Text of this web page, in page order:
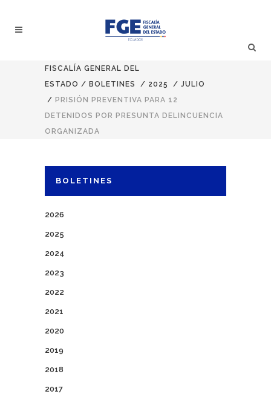
FISCALÍA GENERAL DEL
ESTADO / BOLETINES / 2025 / JULIO
/ PRISIÓN PREVENTIVA PARA 12
DETENIDOS POR PRESUNTA DELINCUENCIA
ORGANIZADA
BOLETINES
2026
2025
2024
2023
2022
2021
2020
2019
2018
2017